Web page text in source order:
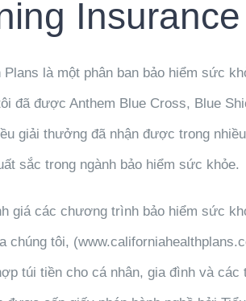
Plans là một phân ban bảo hiểm sức
đã được Anthem Blue Cross, Blue
giải thưởng đã nhận được trong
sắc trong ngành bảo hiểm sức khỏe.
giá các chương trình bảo hiểm sức
chúng tôi,
túi tiền cho cá nhân, gia đình và